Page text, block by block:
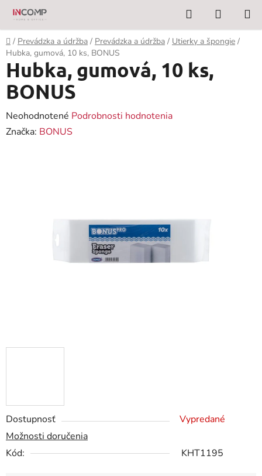
Prejsť
obsah
Hľadať
KOŠÍK
Domov
/ Prevádzka a údržba / Prevádzka a údržba / Utierky a špongie /
Hubka, gumová, 10 ks, BONUS
Dostupnosť
Vypredané
Možnosti doručenia
Kód:
KHT1195
Hubka, gumová, 10 ks,
BONUS
Priemerné
hodnotenie
Neohodnotené Podrobnosti hodnotenia
Značka: BONUS